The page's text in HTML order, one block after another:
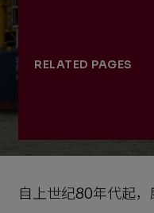
RELATED PAGES
液化天然气
自上世纪80年代起